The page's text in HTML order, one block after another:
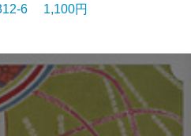
6 1,100円